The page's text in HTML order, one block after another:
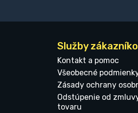
Služby
Kontakt a pomoc
Všeobecné
Zásady ochrany
Odstúpenie od
tovaru